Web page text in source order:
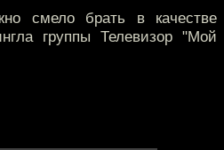
смело брать в качестве
группы Телевизор "Мой